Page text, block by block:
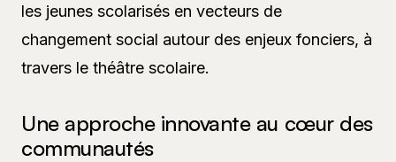
les jeunes scolarisés en vecteurs de
changement social autour des enjeux fonciers, à
travers le théâtre scolaire.
Une approche innovante au cœur des
communautés